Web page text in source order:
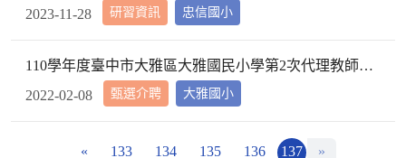
研習資訊 忠信國小
2023-11-28
甄選介聘
110學年度臺中市大雅區大雅國民小學第2次代理教師甄選第2次招考結果公告
大雅國小
2022-02-08
« 133 134 135 136 137 »